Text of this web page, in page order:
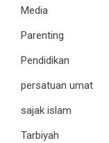
Media
Parenting
Pendidikan
persatuan umat
sajak islam
Tarbiyah